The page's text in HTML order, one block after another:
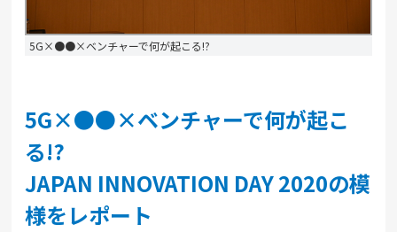
5G×●●×ベンチャーで何が起こる!?
5G×●●×ベンチャーで何が起こ
る!?
JAPAN INNOVATION DAY 2020の模
様をレポート